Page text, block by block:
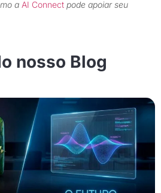
a AI Connect pode apoiar seu
nosso Blog